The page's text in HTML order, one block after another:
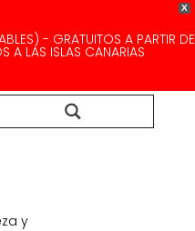
X
- GRATUITOS A PARTIR DE
LAS ISLAS CANARIAS
y